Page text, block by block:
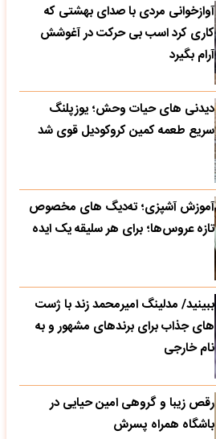
آوازخوانی مردی با صدای بهشتی که
کاری کرد اسب بی حرکت در آغوشش
آرام بگیرد
دیدنی های حیات وحش؛ یوزپلنگ
سریع طعمه کمین کروکودیل قوی شد
آموزش آشپزی؛ ته‌دیگ‌ های مخصوص
تازه‌ عروس‌ها؛ برای هر سلیقه یک ایده
ببینید/ مدلینگ امیرمحمد زند با ژست
های جذاب برای برندهای مشهور و به
نام خارجی
رقص زیبا و گروهی امین حیایی در
باشگاه همراه پسرش